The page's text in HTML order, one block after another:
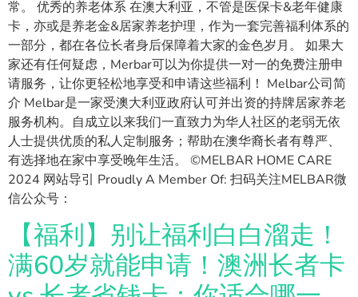
常。 优秀的养老体系 在澳大利亚，不管是医保卡&老年健康
卡，亦或是养老金&居家养老护理，作为一套完善福利体系的
一部分，都在各位长者身后保障着大家的金色岁月。 如果大
家还有任何疑虑，Merbar可以为你提供一对一的免费注册申
请服务，让你更轻松地享受和申请这些福利！ Melbar公司简
介 Melbar是一家受澳大利亚政府认可并出资的持牌居家养老
服务机构。自成立以来我们一直致力为华人社区的老弱无依
人士提供优质的私人定制服务；帮助在澳华裔长者有尊严、
有选择地在家中享受晚年生活。 ©MELBAR HOME CARE
2024 网站导引 Proudly A Member Of: 扫码关注MELBAR微
信公众号：
【福利】别让福利白白溜走！
满60岁就能申请！澳洲长者卡